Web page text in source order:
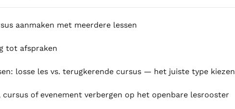
aanmaken met meerdere lessen
tot afspraken
losse les vs. terugkerende cursus — het juiste type kiezen
cursus of evenement verbergen op het openbare lesrooster